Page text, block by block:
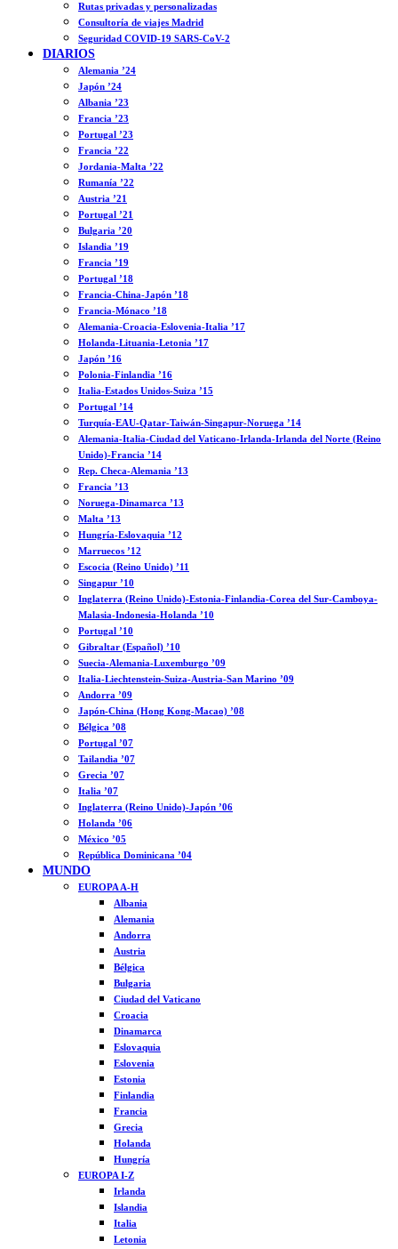
Rutas privadas y personalizadas
Consultoría de viajes Madrid
Seguridad COVID-19 SARS-CoV-2
DIARIOS
Alemania ’24
Japón ’24
Albania ’23
Francia ’23
Portugal ’23
Francia ’22
Jordania-Malta ’22
Rumanía ’22
Austria ’21
Portugal ’21
Bulgaria ’20
Islandia ’19
Francia ’19
Portugal ’18
Francia-China-Japón ’18
Francia-Mónaco ’18
Alemania-Croacia-Eslovenia-Italia ’17
Holanda-Lituania-Letonia ’17
Japón ’16
Polonia-Finlandia ’16
Italia-Estados Unidos-Suiza ’15
Portugal ’14
Turquía-EAU-Qatar-Taiwán-Singapur-Noruega ’14
Alemania-Italia-Ciudad del Vaticano-Irlanda-Irlanda del Norte (Reino
Unido)-Francia ’14
Rep. Checa-Alemania ’13
Francia ’13
Noruega-Dinamarca ’13
Malta ’13
Hungría-Eslovaquia ’12
Marruecos ’12
Escocia (Reino Unido) ’11
Singapur ’10
Inglaterra (Reino Unido)-Estonia-Finlandia-Corea del Sur-Camboya-
Malasia-Indonesia-Holanda ’10
Portugal ’10
Gibraltar (Español) ’10
Suecia-Alemania-Luxemburgo ’09
Italia-Liechtenstein-Suiza-Austria-San Marino ’09
Andorra ’09
Japón-China (Hong Kong-Macao) ’08
Bélgica ’08
Portugal ’07
Tailandia ’07
Grecia ’07
Italia ’07
Inglaterra (Reino Unido)-Japón ’06
Holanda ’06
México ’05
República Dominicana ’04
MUNDO
EUROPA A-H
Albania
Alemania
Andorra
Austria
Bélgica
Bulgaria
Ciudad del Vaticano
Croacia
Dinamarca
Eslovaquia
Eslovenia
Estonia
Finlandia
Francia
Grecia
Holanda
Hungría
EUROPA I-Z
Irlanda
Islandia
Italia
Letonia